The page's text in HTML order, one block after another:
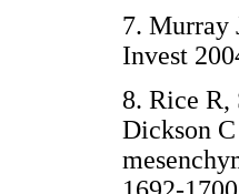
7. Murray
Invest
8. Rice
Dickson